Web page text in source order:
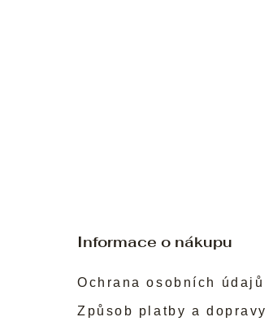
Informace o nákupu
Ochrana osobních údajů
Způsob platby a dopravy